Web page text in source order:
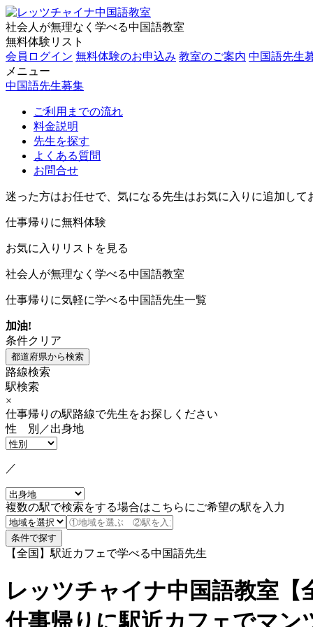
社会人が無理なく学べる中国語教室
無料体験リスト
会員ログイン 無料体験のお申込み 教室のご案内 中国語先生
メニュー
中国語先生募集
ご利用までの流れ
料金説明
先生を探す
よくある質問
お問合せ
迷った方はお任せで、気になる先生はお気に入りに追加して
仕事帰りに無料体験
お気に入りリストを見る
社会人が無理なく学べる中国語教室
仕事帰りに気軽に学べる中国語先生一覧
加油!
条件クリア
路線検索
駅検索
×
仕事帰りの駅路線で先生をお探しください
性 別／出身地
／
複数の駅で検索をする場合はこちらにご希望の駅を入力
【全国】駅近カフェで学べる中国語先生
レッツチャイナ中国語教室【
仕事帰りに駅近カフェでマン